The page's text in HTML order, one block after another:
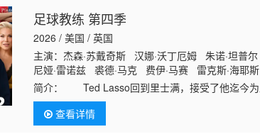
足球教练 第四季
2026 / 美国 / 英国
主演：杰森·苏戴奇斯 汉娜·沃丁厄姆 朱诺·坦
尼娅·雷诺兹 裘德·马克 费伊·马赛 雷克斯·海耶
克莱尔·阿什顿 米歇尔·戴维森 尼尔·多德森-哈托
简介：
Ted Lasso回到里士满，接受了他迄今为
一季里，Ted和球队学着“先做了再说”，把握他们从
查看详情